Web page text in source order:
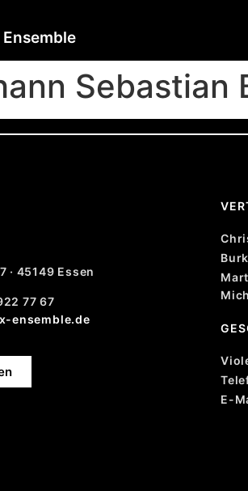
Ensemble
Sebastian
· 45149 Essen
77 67
ensemble.de
E-